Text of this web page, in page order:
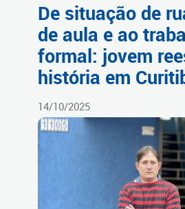
De situação de
de aula e ao
formal: jovem
história em
14/10/2025